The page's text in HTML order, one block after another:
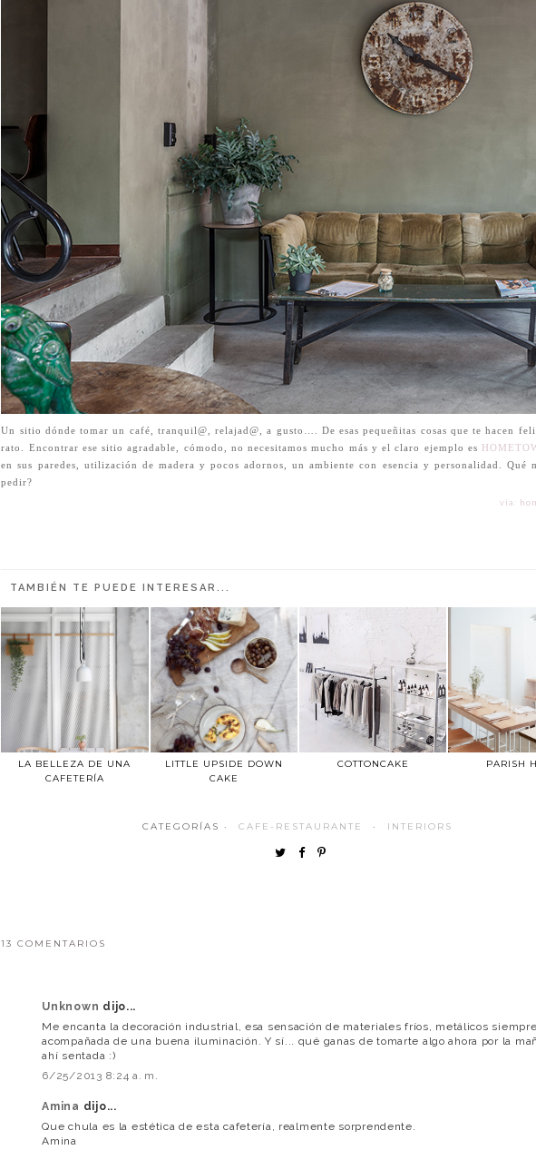
Un sitio dónde tomar un café, tranquil@, relajad@, a gusto…. De esas pequeñitas cosas que te hacen
rato. Encontrar ese sitio agradable, cómodo, no necesitamos mucho más y el claro ejemplo es
en sus paredes, utilización de madera y pocos adornos, un ambiente con esencia y personalidad. Qué
pedir?
vía:
TAMBIÉN TE PUEDE INTERESAR...
LA BELLEZA DE UNA
CAFETERÍA
LITTLE UPSIDE DOWN
CAKE
COTTONCAKE PARISH
CATEGORÍAS · CAFE-RESTAURANTE · INTERIORS
13 COMENTARIOS
Unknown dijo...
Me encanta la decoración industrial, esa sensación de materiales fríos, metálicos
acompañada de una buena iluminación. Y sí... qué ganas de tomarte algo ahora por la
ahí sentada :)
6/25/2013 8:24 a. m.
Amina dijo...
Que chula es la estética de esta cafetería, realmente sorprendente.
Amina